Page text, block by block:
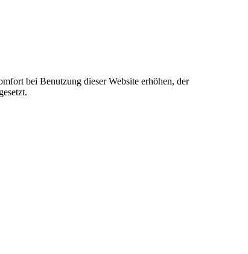
bei Benutzung dieser Website erhöhen, der